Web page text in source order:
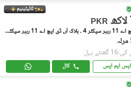
ٹائیٹینیم
PKR
ڈی ایچ اے 11 رہبر سیکٹر 4 ۔ بلاک آر, ڈی ایچ اے 11 رہبر سیکٹر 4
پہل
ایس ایم ایس کال